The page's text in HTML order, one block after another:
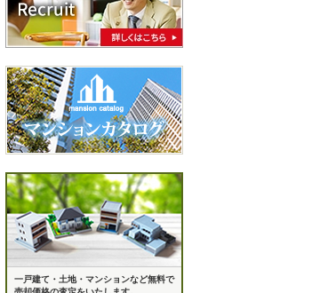
一戸建て・土地・マンションなど無料で